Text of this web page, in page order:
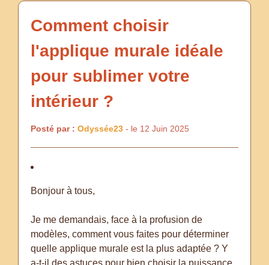
Comment choisir
l'applique murale idéale
pour sublimer votre
intérieur ?
Posté par : Odyssée23 - le 12 Juin 2025
Bonjour à tous,
Je me demandais, face à la profusion de
modèles, comment vous faites pour déterminer
quelle applique murale est la plus adaptée ? Y
a-t-il des astuces pour bien choisir la puissance